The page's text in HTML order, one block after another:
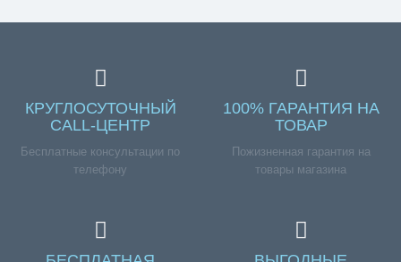
КРУГЛОСУТОЧНЫЙ
CALL-ЦЕНТР
Бесплатные консультации по
телефону
100% ГАРАНТИЯ НА
ТОВАР
Пожизненная гарантия на
товары магазина